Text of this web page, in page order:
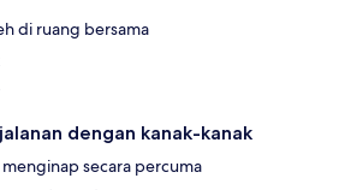
di ruang bersama
dengan kanak-kanak
secara percuma